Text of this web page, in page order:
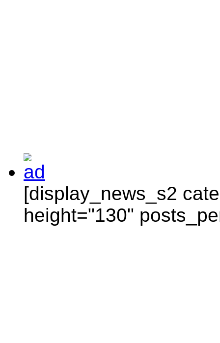
[display_news_s2
height="130"